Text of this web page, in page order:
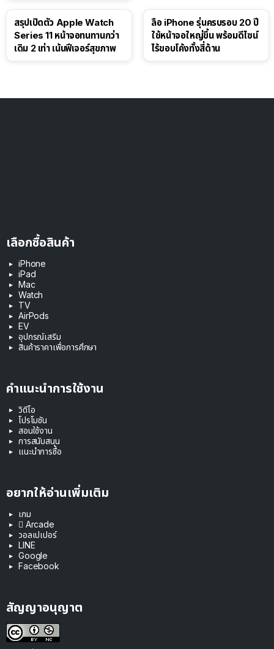
สรุปเปิดตัว Apple Watch
Series 11 หน้าจอทนทานกว่า
เดิม 2 เท่า เน้นฟีเจอร์สุขภาพ
ลือ iPhone รุ่นครบรอบ 20 ปี
ใช้หน้าจอใหญ่ขึ้น พร้อมดีไซน์
ไร้ขอบโค้งทั้งสี่ด้าน
เลือกซื้อสินค้า
iPhone
iPad
Mac
Watch
TV
AirPods
EV
อุปกรณ์เสริม
สินค้าราคาเพื่อการศึกษา
คำแนะนำการใช้งาน
วิดีโอ
โปรโมชัน
สอนใช้งาน
การสนับสนุน
แนะนำการซื้อ
อยากให้อ่านเพิ่มเติม
เกม
 Arcade
วอลเปเปอร์
LINE
Google
Facebook
สัญญาอนุญาต